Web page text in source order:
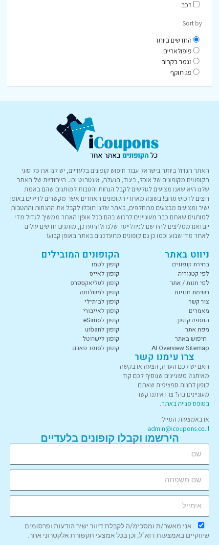
רכב
Sort by
החדשים ביותר
פופולאריים
נגמר בקרוב
פג תוקף
האתר הגדול ביותר בישראל עבור חיפוש קופונים בלעדיים, יש לנו את כל סוגי
הקופונים מקופונים של אוכל, ביגוד, הנעלה, אינטרנט וכו.. הייחודיות של האתר
שלנו היא שאנו מציעים לגולשים לקבל הנחות והטבות למותגים שהם באמת
רוצים לרכוש מהם! בשונה מאתרי הקופונים האחרים אשר מקשרים לדילים באופן
ישיר ומציעים מבצעים מתחלפים, באתר שלנו תוכלו לקבל את ההנחות וההטבות
למותגים שאתם כבר מעוניינים לרכוש בהם בכל אופן! האתר ממשיך לגדול מדי
יום ואנו ממליצים להירשם לניוזלייטר שלנו ולהתעדכן, מותגים חדשים עולים
לאתר מדי שבוע וכמו כן גם קופונים מתעדכנים באתר באופן קבוע!
ניווט באתר
בחירת קופונים
לפי קטגוריה
לפי חנות / אתר
רשימת חנויות
צור קשר
מאמרים
הוספת קופון
מפת אתר
חיפוש באתר
AI Overview Sitemap
הקופונים המובילים
קופון לטמו
קופון לאייס
קופון לעליאקספרס
קופון למשלוחה
קופון לביתילי
קופון לאייבורי
קופון לeSimo
קופון לurban
קופון לישרוטל
קופון לסופר פארם
צרו עימנו קשר
האם יש לכם הערה, הצעה או בקשה
מאיתנו? מעוניינים שנוסיף לכם קוד
קופון לחנות ספציפית שאתם
מעוניינים בה? צרו איתנו קשר
בטופס פנייה באתר.
או באמצעות המייל:
admin@icoupons.co.il
הירשמו וקבלו קופונים בלעדיים
אני מאשר/ת ומסכימ/ה לקבלת דיוור ישיר הודעות ופרסומים
שיווקיים באמצעות דוא"ל, וכן בכל אמצעי תקשורת אלקטרוני אחר.